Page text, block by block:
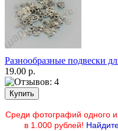
Разнообразные подвески
19.00 р.
Среди фотографий одного
в 1.000 рублей!